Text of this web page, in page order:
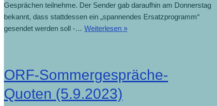
Gesprächen teilnehme. Der Sender gab daraufhin am Donnerstag
bekannt, dass stattdessen ein „spannendes Ersatzprogramm“
gesendet werden soll -… Weiterlesen »
ORF-Sommergespräche-
Quoten (5.9.2023)